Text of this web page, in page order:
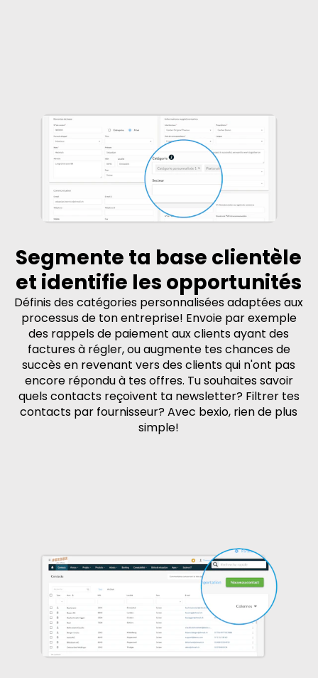
Segmente ta base clientèle
et identifie les opportunités
Définis des catégories personnalisées adaptées aux
processus de ton entreprise! Envoie par exemple
des rappels de paiement aux clients ayant des
factures à régler, ou augmente tes chances de
succès en revenant vers des clients qui n'ont pas
encore répondu à tes offres. Tu souhaites savoir
quels contacts reçoivent ta newsletter? Filtrer tes
contacts par fournisseur? Avec bexio, rien de plus
simple!